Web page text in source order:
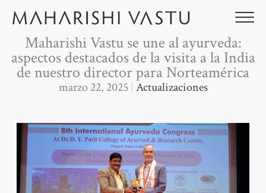
contenidoMaharishi Vastu se une al ayurveda:
aspectos destacados de la visita a la India
de nuestro director para Norteamérica
marzo 22, 2025 Actualizaciones